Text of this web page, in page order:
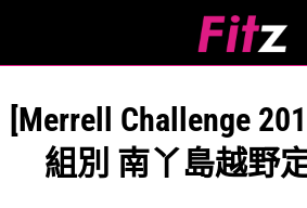
[Merrell Challenge
組別 南丫島越野